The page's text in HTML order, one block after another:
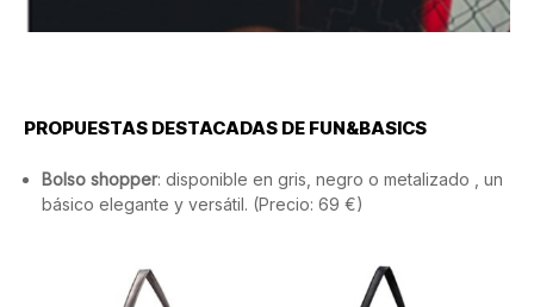
PROPUESTAS DESTACADAS DE FUN&BASICS
Bolso shopper: disponible en gris, negro o metalizado , un
básico elegante y versátil. (Precio: 69 €)